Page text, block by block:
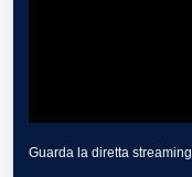
Guarda la diretta streaming